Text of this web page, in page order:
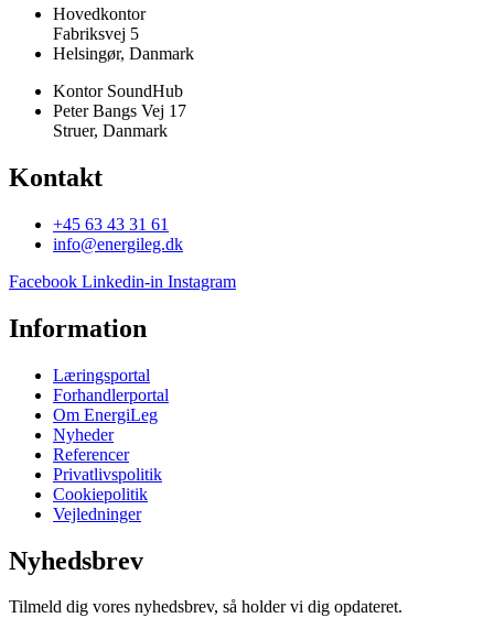
Hovedkontor
Fabriksvej 5
Helsingør, Danmark
Kontor SoundHub
Peter Bangs Vej 17
Struer, Danmark
Kontakt
+45 63 43 31 61
info@energileg.dk
Facebook Linkedin-in Instagram
Information
Læringsportal
Forhandlerportal
Om EnergiLeg
Nyheder
Referencer
Privatlivspolitik
Cookiepolitik
Vejledninger
Nyhedsbrev
Tilmeld dig vores nyhedsbrev, så holder vi dig opdateret.